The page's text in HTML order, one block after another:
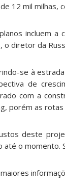
12 mil milhas,
incluem a
o diretor da
se à
de
com a
porém as
deste
até o momento.